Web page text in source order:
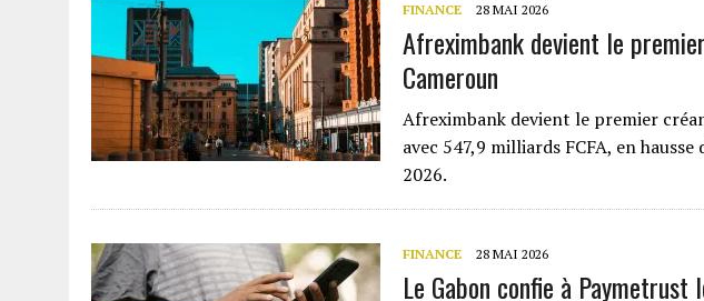
FINANCE 28 MAI 2026
Afreximbank devient le
Cameroun
Afreximbank devient le premier
avec 547,9 milliards FCFA, en
2026.
FINANCE 28 MAI 2026
Le Gabon confie à